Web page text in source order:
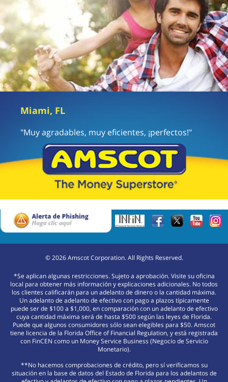
Miami, FL
"Muy agradables, muy eficientes, ¡perfectos!"
©2026Amscot Corporation. All Rights Reserved.
*Se aplican algunas restricciones. Sujeto a aprobación. Visite su oficina
local para obtener más información y explicaciones adicionales. No todos
los clientes calificarán para un adelanto de dinero o la cantidad máxima.
Un adelanto de adelanto de efectivo con pago a plazos típicamente
puede ser de $100 a $1,000, en comparación con un adelanto de efectivo
cuya cantidad máxima será de hasta $500 según las leyes de Florida.
Puede que algunos consumidores sólo sean elegibles para $50. Amscot
tiene licencia de la Florida Office of Financial Regulation, y está registrada
con FinCEN como un Money Service Business (Negocio de Servicio
Monetario).
**No hacemos comprobaciones de crédito, pero sí verificamos su
situación en la base de datos del Estado de Florida para los adelantos de